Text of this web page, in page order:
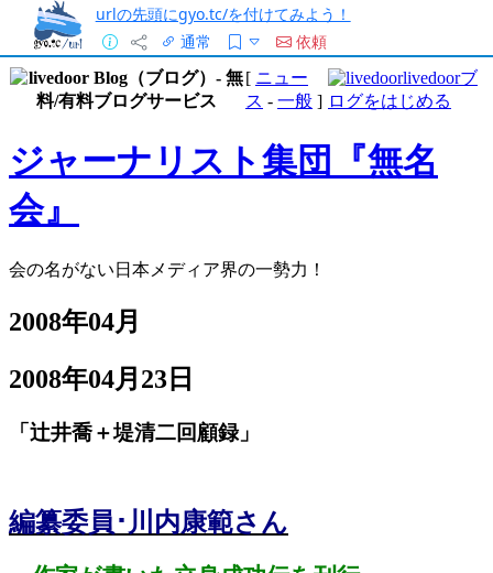
urlの先頭にgyo.tc/を付けてみよう！
通常
依頼